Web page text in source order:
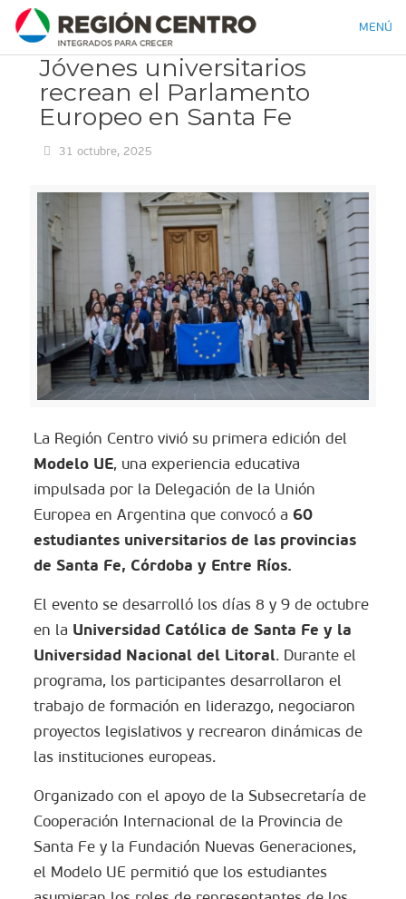
MENÚ
Jóvenes universitarios
recrean el Parlamento
Europeo en Santa Fe
31 octubre, 2025
La Región Centro vivió su primera edición del
Modelo UE, una experiencia educativa
impulsada por la Delegación de la Unión
Europea en Argentina que convocó a 60
estudiantes universitarios de las provincias
de Santa Fe, Córdoba y Entre Ríos.
El evento se desarrolló los días 8 y 9 de octubre
en la Universidad Católica de Santa Fe y la
Universidad Nacional del Litoral. Durante el
programa, los participantes desarrollaron el
trabajo de formación en liderazgo, negociaron
proyectos legislativos y recrearon dinámicas de
las instituciones europeas.
Organizado con el apoyo de la Subsecretaría de
Cooperación Internacional de la Provincia de
Santa Fe y la Fundación Nuevas Generaciones,
el Modelo UE permitió que los estudiantes